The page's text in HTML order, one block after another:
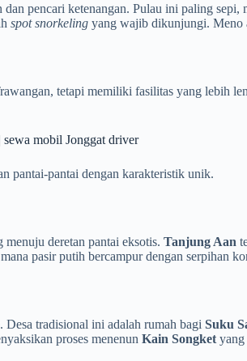
dan pencari ketenangan. Pulau ini paling
spot snorkeling yang wajib dikunjungi. Meno
tetapi memiliki fasilitas yang lebih
| sewa mobil Jonggat driver
pantai-pantai dengan karakteristik unik.
deretan pantai eksotis. Tanjung Aan
pasir putih bercampur dengan serpihan
. Desa tradisional ini adalah rumah bagi Suku
proses menenun Kain Songket yang